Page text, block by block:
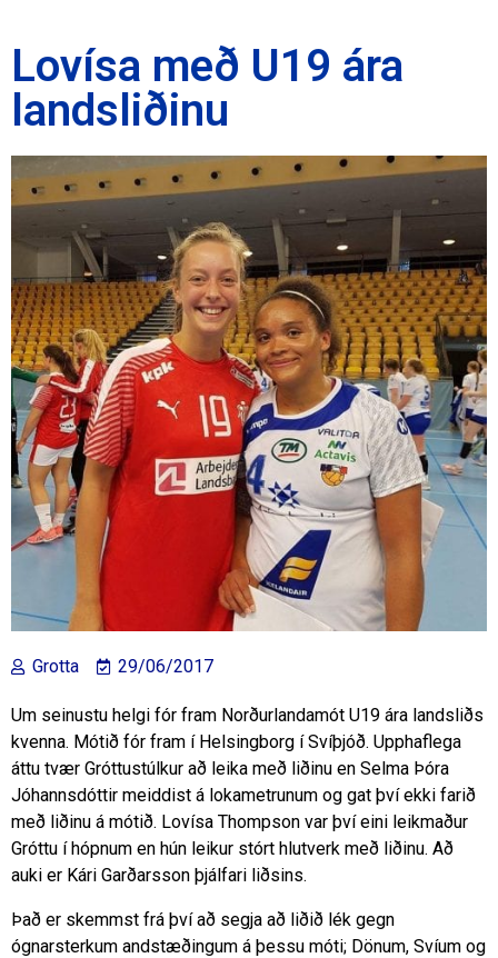
Lovísa með U19 ára
landsliðinu
Grotta 29/06/2017
Um seinustu helgi fór fram Norðurlandamót U19 ára landsliðs
kvenna. Mótið fór fram í Helsingborg í Svíþjóð. Upphaflega
áttu tvær Gróttustúlkur að leika með liðinu en Selma Þóra
Jóhannsdóttir meiddist á lokametrunum og gat því ekki farið
með liðinu á mótið. Lovísa Thompson var því eini leikmaður
Gróttu í hópnum en hún leikur stórt hlutverk með liðinu. Að
auki er Kári Garðarsson þjálfari liðsins.
Það er skemmst frá því að segja að liðið lék gegn
ógnarsterkum andstæðingum á þessu móti; Dönum, Svíum og